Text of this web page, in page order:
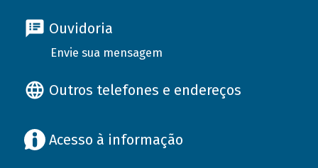
Ouvidoria
Envie sua mensagem
Outros telefones e endereços
Acesso à informação